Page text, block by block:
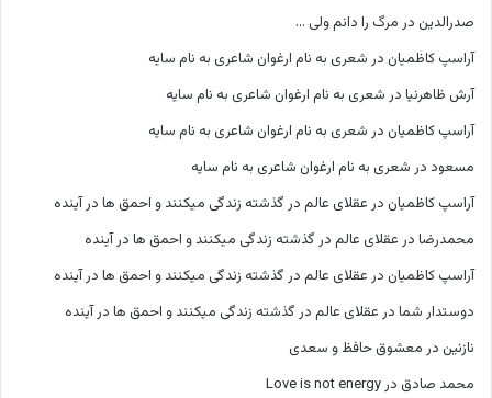
صدرالدین در مرگ را دانم ولی …
آراسپ کاظمیان در شعری به نام ارغوان شاعری به نام سایه
آرش ظاهرنیا در شعری به نام ارغوان شاعری به نام سایه
آراسپ کاظمیان در شعری به نام ارغوان شاعری به نام سایه
مسعود در شعری به نام ارغوان شاعری به نام سایه
آراسپ کاظمیان در عقلای عالم در گذشته زندگی میکنند و احمق ها در آینده
محمدرضا در عقلای عالم در گذشته زندگی میکنند و احمق ها در آینده
آراسپ کاظمیان در عقلای عالم در گذشته زندگی میکنند و احمق ها در آینده
دوستدار شما در عقلای عالم در گذشته زندگی میکنند و احمق ها در آینده
نازنین در معشوق حافظ و سعدی
محمد صادق درLove is not energy